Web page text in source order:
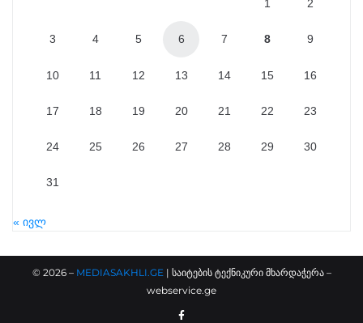
1 2
3 4 5 6 7 8 9
10 11 12 13 14 15 16
17 18 19 20 21 22 23
24 25 26 27 28 29 30
31
« ივლ
© 2026– MEDIASAKHLI.GE| საიტების ტექნიკური მხარდაჭერა –
webservice.ge